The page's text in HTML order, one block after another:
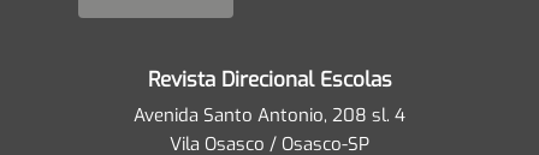
Revista Direcional Escolas
Avenida Santo Antonio, 208 sl. 4
Vila Osasco / Osasco-SP